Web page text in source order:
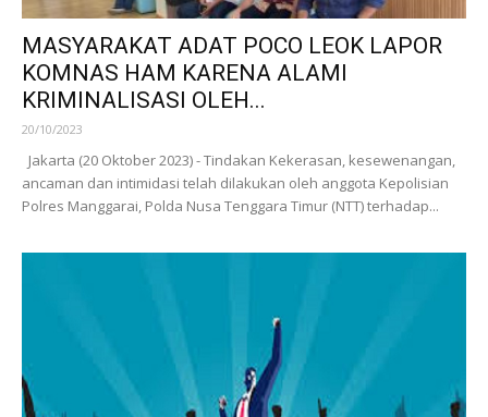
MASYARAKAT ADAT POCO LEOK LAPOR
KOMNAS HAM KARENA ALAMI
KRIMINALISASI OLEH...
20/10/2023
Jakarta (20 Oktober 2023) - Tindakan Kekerasan, kesewenangan,
ancaman dan intimidasi telah dilakukan oleh anggota Kepolisian
Polres Manggarai, Polda Nusa Tenggara Timur (NTT) terhadap...